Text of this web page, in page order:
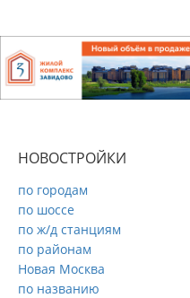
НОВОСТРОЙКИ
по городам
по шоссе
по ж/д станциям
по районам
Новая Москва
по названию